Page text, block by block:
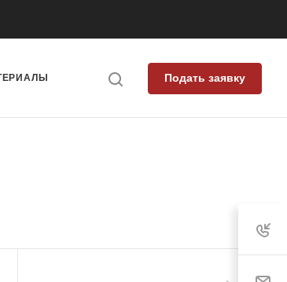
Подать заявку